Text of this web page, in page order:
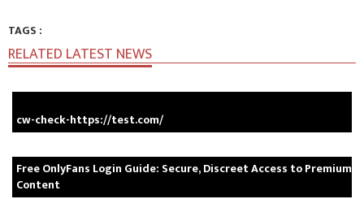
TAGS :
RELATED LATEST NEWS
cw-check-https://test.com/
Free OnlyFans Login Guide: Secure, Discreet Access to Premium
Content